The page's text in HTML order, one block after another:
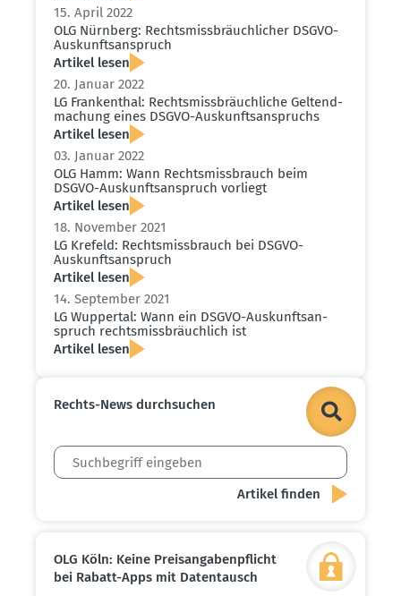
15. April 2022
OLG Nürnberg: Rechts­miss­bräuch­licher DSGVO-
Auskunfts­an­spruch
Artikel lesen
20. Januar 2022
LG Frankenthal: Rechts­miss­bräuch­liche Geltend­
ma­chung eines DSGVO-Auskunfts­an­spruchs
Artikel lesen
03. Januar 2022
OLG Hamm: Wann Rechts­miss­brauch beim
DSGVO-Auskunfts­an­spruch vorliegt
Artikel lesen
18. November 2021
LG Krefeld: Rechts­miss­brauch bei DSGVO-
Auskunfts­an­spruch
Artikel lesen
14. September 2021
LG Wuppertal: Wann ein DSGVO-Auskunfts­an­
spruch rechts­miss­bräuchlich ist
Artikel lesen
Rechts-News durch­suchen
OLG Köln: Keine Preis­an­ga­ben­pflicht
bei Rabatt-Apps mit Daten­tausch